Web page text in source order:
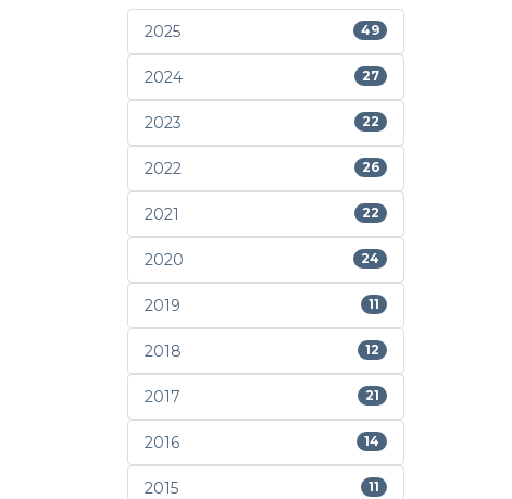
2025 49
2024 27
2023 22
2022 26
2021 22
2020 24
2019 11
2018 12
2017 21
2016 14
2015 11